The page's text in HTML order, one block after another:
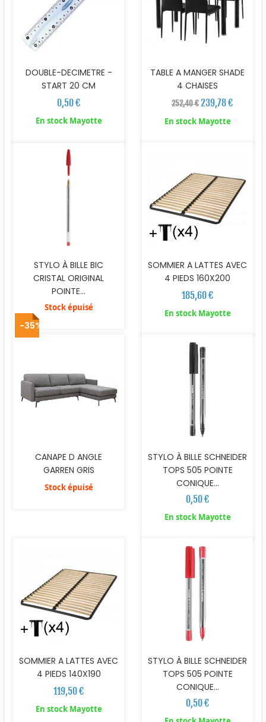
DOUBLE-DECIMETRE -
START 20 CM
0,50 €
En stock Mayotte
TABLE A MANGER SHADE
4 CHAISES
252,40 € 239,78 €
En stock Mayotte
STYLO À BILLE BIC
CRISTAL ORIGINAL
POINTE...
Stock épuisé
SOMMIER A LATTES AVEC
4 PIEDS 160X200
185,60 €
En stock Mayotte
-35%
CANAPE D ANGLE
GARREN GRIS
Stock épuisé
STYLO À BILLE SCHNEIDER
TOPS 505 POINTE
CONIQUE...
0,50 €
En stock Mayotte
SOMMIER A LATTES AVEC
4 PIEDS 140X190
119,50 €
En stock Mayotte
STYLO À BILLE SCHNEIDER
TOPS 505 POINTE
CONIQUE...
0,50 €